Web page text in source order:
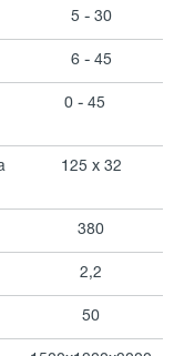
5 - 30
6 - 45
0 - 45
125 х 32
380
2,2
50